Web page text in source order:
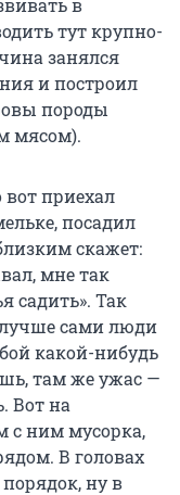
в
тут крупно-
занялся
и построил
породы
мясом).
приехал
посадил
скажет:
мне так
садить». Так
сами люди
какой-нибудь
там же ужас —
Вот на
с ним мусорка,
В головах
ну в